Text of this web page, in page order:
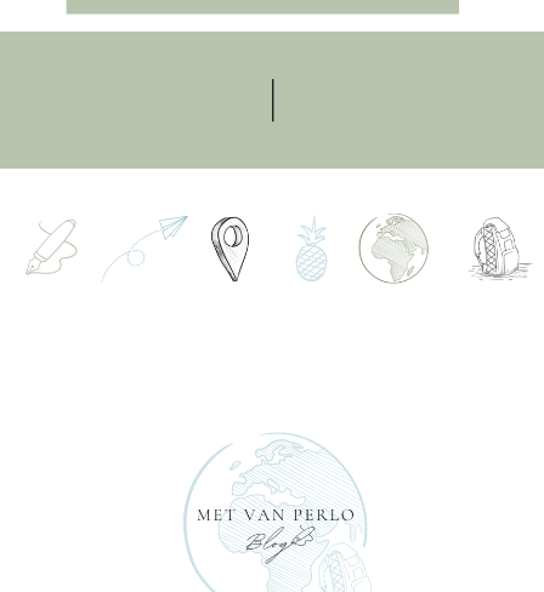
en met onze Nederlandse vrienden richting het […]